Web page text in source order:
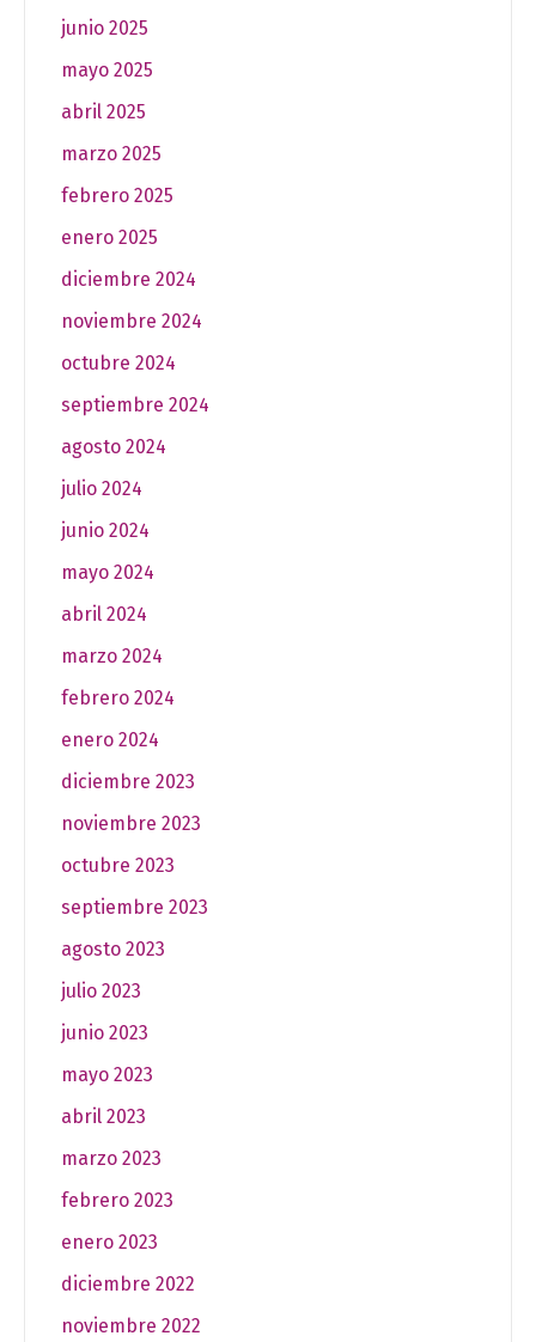
junio 2025
mayo 2025
abril 2025
marzo 2025
febrero 2025
enero 2025
diciembre 2024
noviembre 2024
octubre 2024
septiembre 2024
agosto 2024
julio 2024
junio 2024
mayo 2024
abril 2024
marzo 2024
febrero 2024
enero 2024
diciembre 2023
noviembre 2023
octubre 2023
septiembre 2023
agosto 2023
julio 2023
junio 2023
mayo 2023
abril 2023
marzo 2023
febrero 2023
enero 2023
diciembre 2022
noviembre 2022